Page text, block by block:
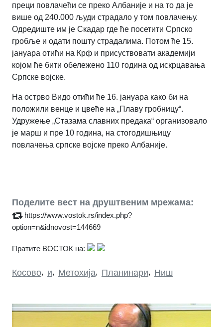
преци повлачећи се преко Албаније и на то да је
више од 240.000 људи страдало у том повлачењу.
Одредиште им је Скадар где ће посетити Српско
гробље и одати пошту страдалима. Потом ће 15.
јануара отићи на Крф и присуствовати академији
којом ће бити обележено 110 година од искрцавања
Српске војске.
На острво Видо отићи ће 16. јануара како би на
положили венце и цвеће на „Плаву гробницу“.
Удружење „Стазама славних предака“ организовало
је марш и пре 10 година, на стогодишњицу
повлачења српске војске преко Албаније.
Поделите вест на друштвеним мрежама:
https://www.vostok.rs/index.php?
option=n&idnovost=144669
Пратите ВОСТОК на:
Косово, и, Метохија, Планинари, Ниш